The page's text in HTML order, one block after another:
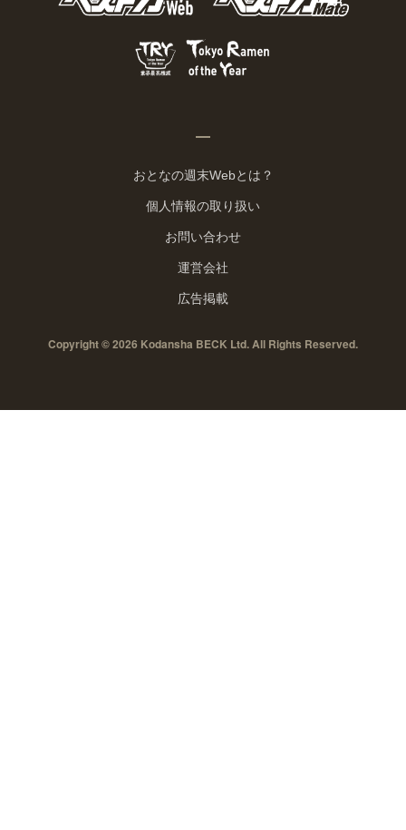
おとなの週末Webとは？
個人情報の取り扱い
お問い合わせ
運営会社
広告掲載
Copyright © 2026 Kodansha BECK Ltd. All Rights Reserved.